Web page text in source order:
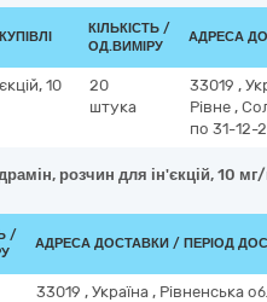
КІЛЬКІСТЬ /
ОД.ВИМІРУ
АДРЕСА
10
20
штука
33019 ,
Рівне ,
по 31-12-
розчин для ін'єкцій, 10
/
АДРЕСА ДОСТАВКИ / ПЕРІОД
33019 , Україна , Рівненська